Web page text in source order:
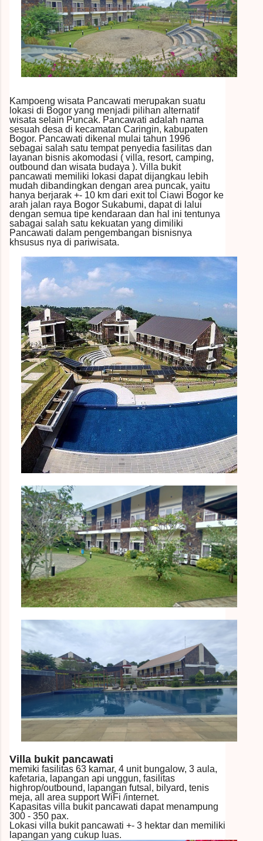
Kampoeng wisata Pancawati merupakan suatu
lokasi di Bogor yang menjadi pilihan alternatif
wisata selain Puncak. Pancawati adalah nama
sesuah desa di kecamatan Caringin, kabupaten
Bogor. Pancawati dikenal mulai tahun 1996
sebagai salah satu tempat penyedia fasilitas dan
layanan bisnis akomodasi ( villa, resort, camping,
outbound dan wisata budaya ). Villa bukit
pancawati memiliki lokasi dapat dijangkau lebih
mudah dibandingkan dengan area puncak, yaitu
hanya berjarak +- 10 km dari exit tol Ciawi Bogor ke
arah jalan raya Bogor Sukabumi, dapat di lalui
dengan semua tipe kendaraan dan hal ini tentunya
sabagai salah satu kekuatan yang dimiliki
Pancawati dalam pengembangan bisnisnya
khsusus nya di pariwisata.
Villa bukit pancawati
memiki fasilitas 63 kamar, 4 unit bungalow, 3 aula,
kafetaria, lapangan api unggun, fasilitas
highrop/outbound, lapangan futsal, bilyard, tenis
meja, all area support WiFi /internet.
Kapasitas villa bukit pancawati dapat menampung
300 - 350 pax.
Lokasi villa bukit pancawati +- 3 hektar dan memiliki
lapangan yang cukup luas.